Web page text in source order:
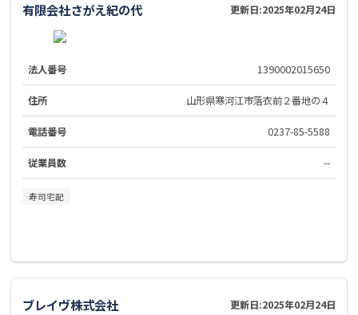
有限会社さがえ紀の代 更新日:2025年02月24日
法人番号 1390002015650
住所 山形県寒河江市落衣前２番地の４
電話番号 0237-85-5588
従業員数 --
寿司宅配
ブレイヴ株式会社 更新日:2025年02月24日